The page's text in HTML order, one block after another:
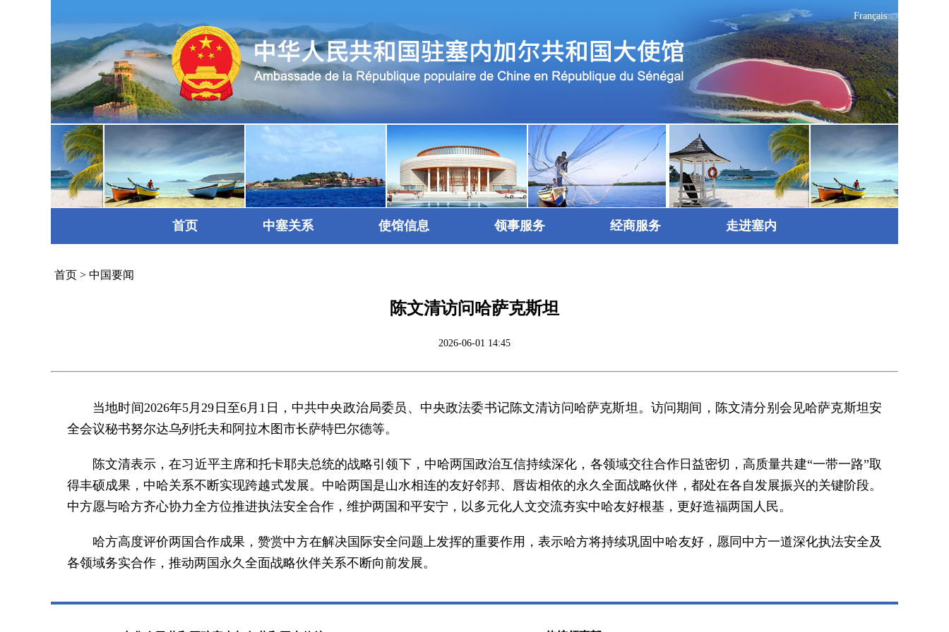
Français
首页 中塞关系 使馆信息 领事服务 经商服务 走进塞内
首页 > 中国要闻
陈文清访问哈萨克斯坦
2026-06-01 14:45
当地时间2026年5月29日至6月1日，中共中央政治局委员、中央政法委书记陈文清访问哈萨克斯坦。访问期间，陈文清分别会见哈萨克斯坦安
全会议秘书努尔达乌列托夫和阿拉木图市长萨特巴尔德等。
陈文清表示，在习近平主席和托卡耶夫总统的战略引领下，中哈两国政治互信持续深化，各领域交往合作日益密切，高质量共建“一带一路”取
得丰硕成果，中哈关系不断实现跨越式发展。中哈两国是山水相连的友好邻邦、唇齿相依的永久全面战略伙伴，都处在各自发展振兴的关键阶段。
中方愿与哈方齐心协力全方位推进执法安全合作，维护两国和平安宁，以多元化人文交流夯实中哈友好根基，更好造福两国人民。
哈方高度评价两国合作成果，赞赏中方在解决国际安全问题上发挥的重要作用，表示哈方将持续巩固中哈友好，愿同中方一道深化执法安全及
各领域务实合作，推动两国永久全面战略伙伴关系不断向前发展。